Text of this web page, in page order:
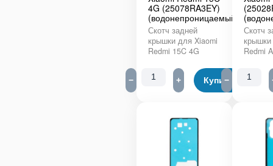
4G (25078RA3EY)
(водонепроницаемый)
Скотч задней
крышки для Xiaomi
Redmi 15C 4G
− + Купить
Скотч
Redmi
−